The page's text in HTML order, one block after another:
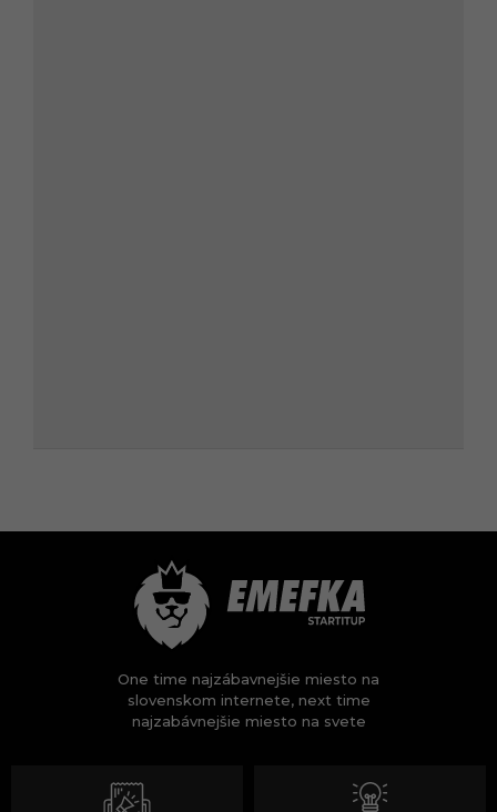
One time najzábavnejšie miesto na
slovenskom internete, next time
najzabávnejšie miesto na svete